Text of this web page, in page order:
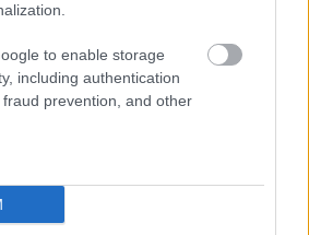
to enable storage
including authentication
prevention, and other